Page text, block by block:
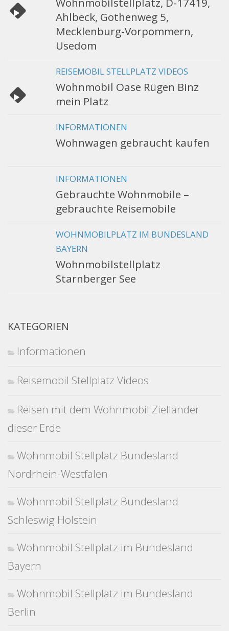
Ahlbeck, Gothenweg 5,
Mecklenburg-Vorpommern,
Usedom
REISEMOBIL STELLPLATZ VIDEOS
Wohnmobil Oase Rügen Binz
mein Platz
INFORMATIONEN
Wohnwagen gebraucht kaufen
INFORMATIONEN
Gebrauchte Wohnmobile –
gebrauchte Reisemobile
WOHNMOBILPLATZ IM BUNDESLAND
BAYERN
Wohnmobilstellplatz
Starnberger See
KATEGORIEN
Informationen
Reisemobil Stellplatz Videos
Reisen mit dem Wohnmobil Zielländer
dieser Erde
Wohnmobil Stellplatz Bundesland
Nordrhein-Westfalen
Wohnmobil Stellplatz Bundesland
Schleswig Holstein
Wohnmobil Stellplatz im Bundesland
Bayern
Wohnmobil Stellplatz im Bundesland
Berlin